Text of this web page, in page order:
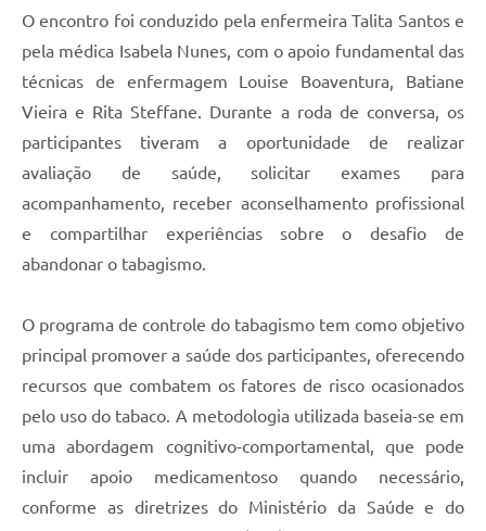
O encontro foi conduzido pela enfermeira Talita Santos e
pela médica Isabela Nunes, com o apoio fundamental das
técnicas de enfermagem Louise Boaventura, Batiane
Vieira e Rita Steffane. Durante a roda de conversa, os
participantes tiveram a oportunidade de realizar
avaliação de saúde, solicitar exames para
acompanhamento, receber aconselhamento profissional
e compartilhar experiências sobre o desafio de
abandonar o tabagismo.
O programa de controle do tabagismo tem como objetivo
principal promover a saúde dos participantes, oferecendo
recursos que combatem os fatores de risco ocasionados
pelo uso do tabaco. A metodologia utilizada baseia-se em
uma abordagem cognitivo-comportamental, que pode
incluir apoio medicamentoso quando necessário,
conforme as diretrizes do Ministério da Saúde e do